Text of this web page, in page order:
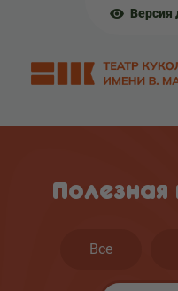
Версия
Все